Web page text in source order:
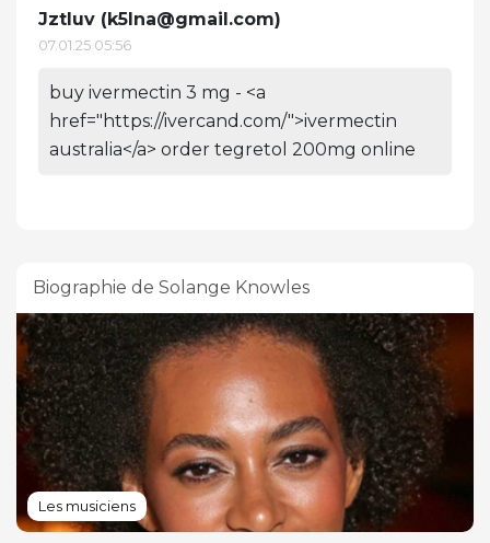
Jztluv (k5lna@gmail.com)
07.01.25 05:56
buy ivermectin 3 mg - <a
href="https://ivercand.com/">ivermectin
australia</a> order tegretol 200mg online
Biographie de Solange Knowles
Les musiciens